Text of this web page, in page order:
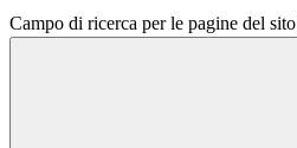
Campo di ricerca per le pagine del sito